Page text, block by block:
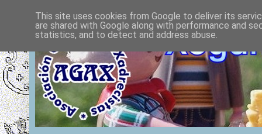
This site uses cookies from Google to deliver its
are shared with Google along with performance and
statistics, and to detect and address abuse.